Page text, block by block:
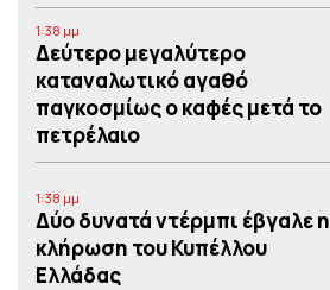
1:38 μμ
Δεύτερο μεγαλύτερο
καταναλωτικό αγαθό
παγκοσμίως ο καφές μετά το
πετρέλαιο
1:38 μμ
Δύο δυνατά ντέρμπι έβγαλε η
κλήρωση του Κυπέλλου
Ελλάδας